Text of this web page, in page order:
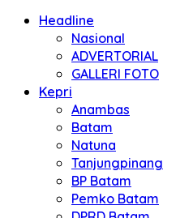
Headline
Nasional
ADVERTORIAL
GALLERI FOTO
Kepri
Anambas
Batam
Natuna
Tanjungpinang
BP Batam
Pemko Batam